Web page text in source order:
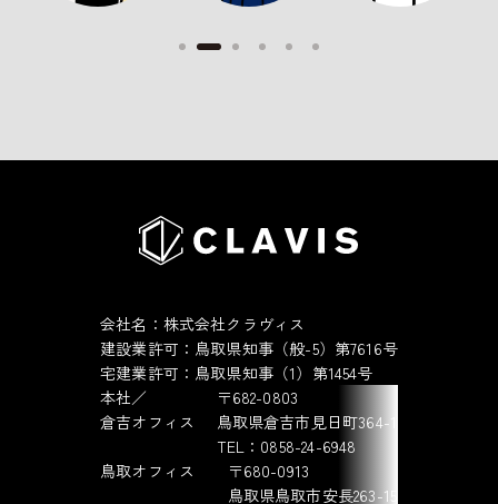
会社名：株式会社クラヴィス
建設業許可：鳥取県知事（般-5）第7616号
宅建業許可：鳥取県知事（1）第1454号
本社／
倉吉オフィス
〒682-0803
鳥取県倉吉市見日町364-1
TEL：0858-24-6948
鳥取オフィス
〒680-0913
鳥取県鳥取市安長263-15